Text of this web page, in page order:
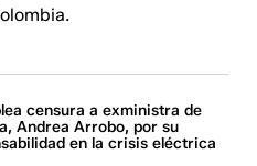
censura a exministra de
Andrea Arrobo, por su
en la crisis eléctrica